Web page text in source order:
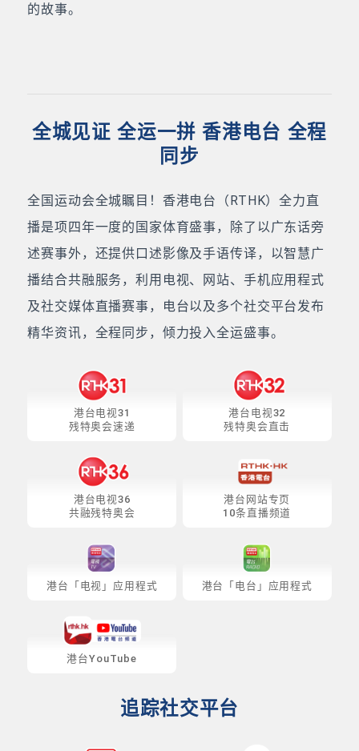
的故事。
全城见证 全运一拼 香港电台 全程
同步
全国运动会全城瞩目！香港电台（RTHK）全力直
播是项四年一度的国家体育盛事，除了以广东话旁
述赛事外，还提供口述影像及手语传译，以智慧广
播结合共融服务，利用电视、网站、手机应用程式
及社交媒体直播赛事，电台以及多个社交平台发布
精华资讯，全程同步，倾力投入全运盛事。
港台电视31
残特奥会速递
港台电视32
残特奥会直击
港台电视36
共融残特奥会
港台网站专页
10条直播频道
港台「电视」应用程式 港台「电台」应用程式
港台YouTube
追踪社交平台